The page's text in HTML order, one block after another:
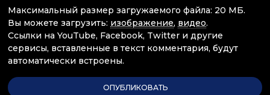
Максимальный размер загружаемого файла: 20 МБ.
Вы можете загрузить: изображение, видео.
Ссылки на YouTube, Facebook, Twitter и другие
сервисы, вставленные в текст комментария, будут
автоматически встроены.